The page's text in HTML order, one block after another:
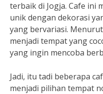
terbaik di Jogja. Cafe ini
unik dengan dekorasi
yang bervariasi.
menjadi tempat yang
yang ingin mencoba
Jadi, itu tadi beberapa
menjadi pilihan tempat